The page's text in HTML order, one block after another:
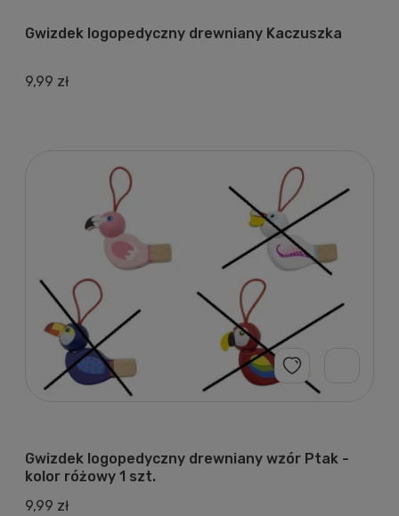
Gwizdek logopedyczny drewniany Kaczuszka
9,99 zł
Gwizdek logopedyczny drewniany wzór Ptak -
kolor różowy 1 szt.
9,99 zł